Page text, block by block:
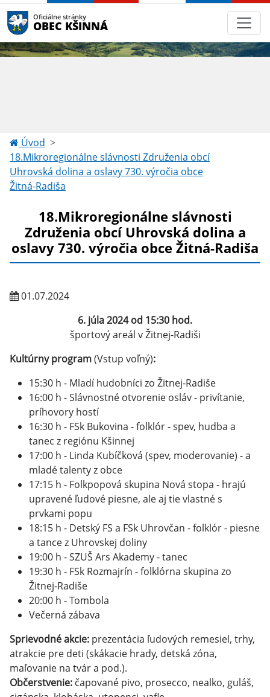
Oficiálne stránky
OBEC KŠINNÁ
Úvod
18.Mikroregionálne slávnosti Združenia obcí
Uhrovská dolina a oslavy 730. výročia obce
Žitná-Radiša
18.Mikroregionálne slávnosti
Združenia obcí Uhrovská dolina a
oslavy 730. výročia obce Žitná-Radiša
01.07.2024
6. júla 2024 od 15:30 hod.
športový areál v Žitnej-Radiši
Kultúrny program(Vstup voľný):
15:30 h - Mladí hudobníci zo Žitnej-Radiše
16:00 h - Slávnostné otvorenie osláv - privítanie,
príhovory hostí
16:30 h - FSk Bukovina - folklór - spev, hudba a
tanec z regiónu Kšinnej
17:00 h - Linda Kubíčková (spev, moderovanie) - a
mladé talenty z obce
17:15 h - Folkpopová skupina Nová stopa - hrajú
upravené ľudové piesne, ale aj tie vlastné s
prvkami popu
18:15 h - Detský FS a FSk Uhrovčan - folklór - piesne
a tance z Uhrovskej doliny
19:00 h - SZUŠ Ars Akademy - tanec
19:30 h - FSk Rozmajrín - folklórna skupina zo
Žitnej-Radiše
20:00 h - Tombola
Večerná zábava
Sprievodné akcie: prezentácia ľudových remesiel, trhy,
atrakcie pre deti (skákacie hrady, detská zóna,
maľovanie na tvár a pod.).
Občerstvenie: čapované pivo, prosecco, nealko, guláš,